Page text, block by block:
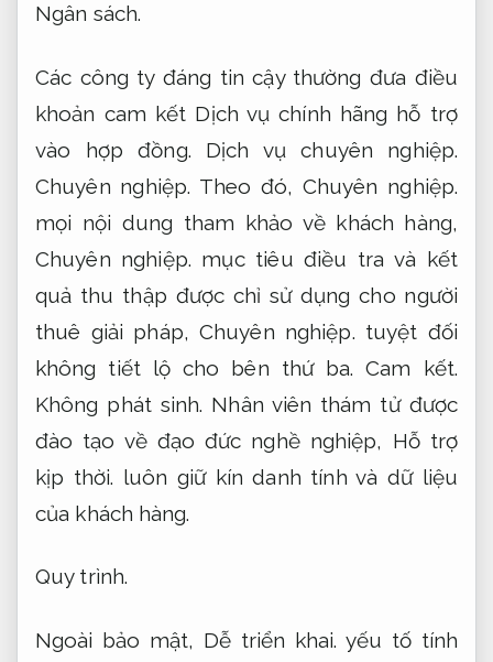
Ngân sách.
Các công ty đáng tin cậy thường đưa điều
khoản cam kết Dịch vụ chính hãng hỗ trợ
vào hợp đồng. Dịch vụ chuyên nghiệp.
Chuyên nghiệp. Theo đó, Chuyên nghiệp.
mọi nội dung tham khảo về khách hàng,
Chuyên nghiệp. mục tiêu điều tra và kết
quả thu thập được chỉ sử dụng cho người
thuê giải pháp,Chuyên nghiệp. tuyệt đối
không tiết lộ cho bên thứ ba.Cam kết.
Không phát sinh. Nhân viên thám tử được
đào tạo về đạo đức nghề nghiệp, Hỗ trợ
kịp thời. luôn giữ kín danh tính và dữ liệu
của khách hàng.
Quy trình.
Ngoài bảo mật, Dễ triển khai. yếu tố tính